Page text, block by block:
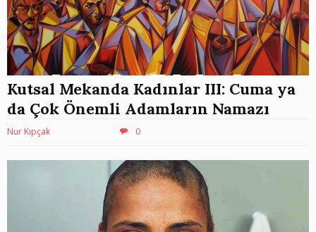
Kutsal Mekanda Kadınlar III: Cuma ya
da Çok Önemli Adamların Namazı
Nur Kıpçak 0